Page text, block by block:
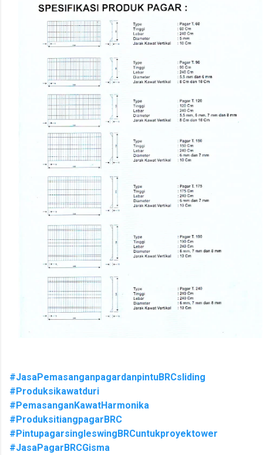
#JasaPemasanganpagardanpintuBRCsliding
#Produksikawatduri
#PemasanganKawatHarmonika
#ProduksitiangpagarBRC
#PintupagarsingleswingBRCuntukproyektower
#JasaPagarBRCGisma